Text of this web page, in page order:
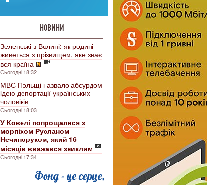
НОВИНИ
Зеленські з Волині: як родині
живеться з прізвищем, яке знає
вся країна
Сьогодні 18:32
МВС Польщі назвало абсурдом
ідею депортації українських
чоловіків
Сьогодні 18:03
У Ковелі попрощалися з
морпіхом Русланом
Нечипоруком, який 16
місяців вважався зниклим
Сьогодні 17:34